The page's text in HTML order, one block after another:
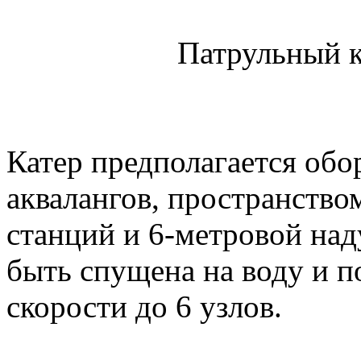
Патрульный
Катер предполагается
аквалангов,
станций и 6-метровой
быть спущена на воду и
скорости до 6 узлов.